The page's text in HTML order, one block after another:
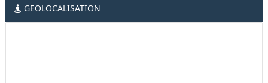
GEOLOCALISATION